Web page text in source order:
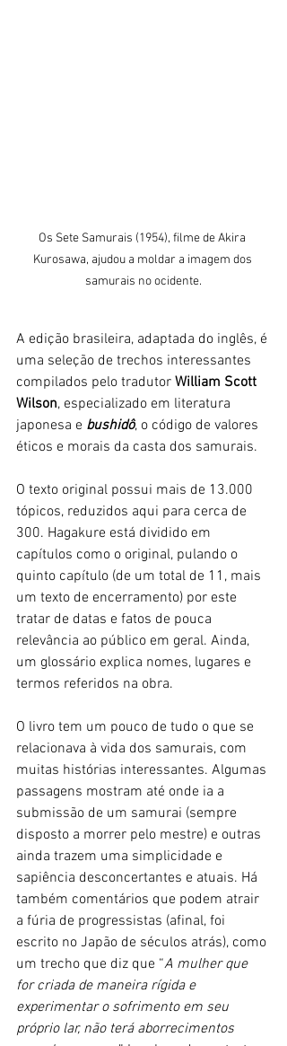
Os Sete Samurais (1954), filme de Akira
Kurosawa, ajudou a moldar a imagem dos
samurais no ocidente.
A edição brasileira, adaptada do inglês, é
uma seleção de trechos interessantes
compilados pelo tradutor William Scott
Wilson, especializado em literatura
japonesa e bushidô, o código de valores
éticos e morais da casta dos samurais.
O texto original possui mais de 13.000
tópicos, reduzidos aqui para cerca de
300. Hagakure está dividido em
capítulos como o original, pulando o
quinto capítulo (de um total de 11, mais
um texto de encerramento) por este
tratar de datas e fatos de pouca
relevância ao público em geral. Ainda,
um glossário explica nomes, lugares e
termos referidos na obra.
O livro tem um pouco de tudo o que se
relacionava à vida dos samurais, com
muitas histórias interessantes. Algumas
passagens mostram até onde ia a
submissão de um samurai (sempre
disposto a morrer pelo mestre) e outras
ainda trazem uma simplicidade e
sapiência desconcertantes e atuais. Há
também comentários que podem atrair
a fúria de progressistas (afinal, foi
escrito no Japão de séculos atrás), como
um trecho que diz que “A mulher que
for criada de maneira rígida e
experimentar o sofrimento em seu
próprio lar, não terá aborrecimentos